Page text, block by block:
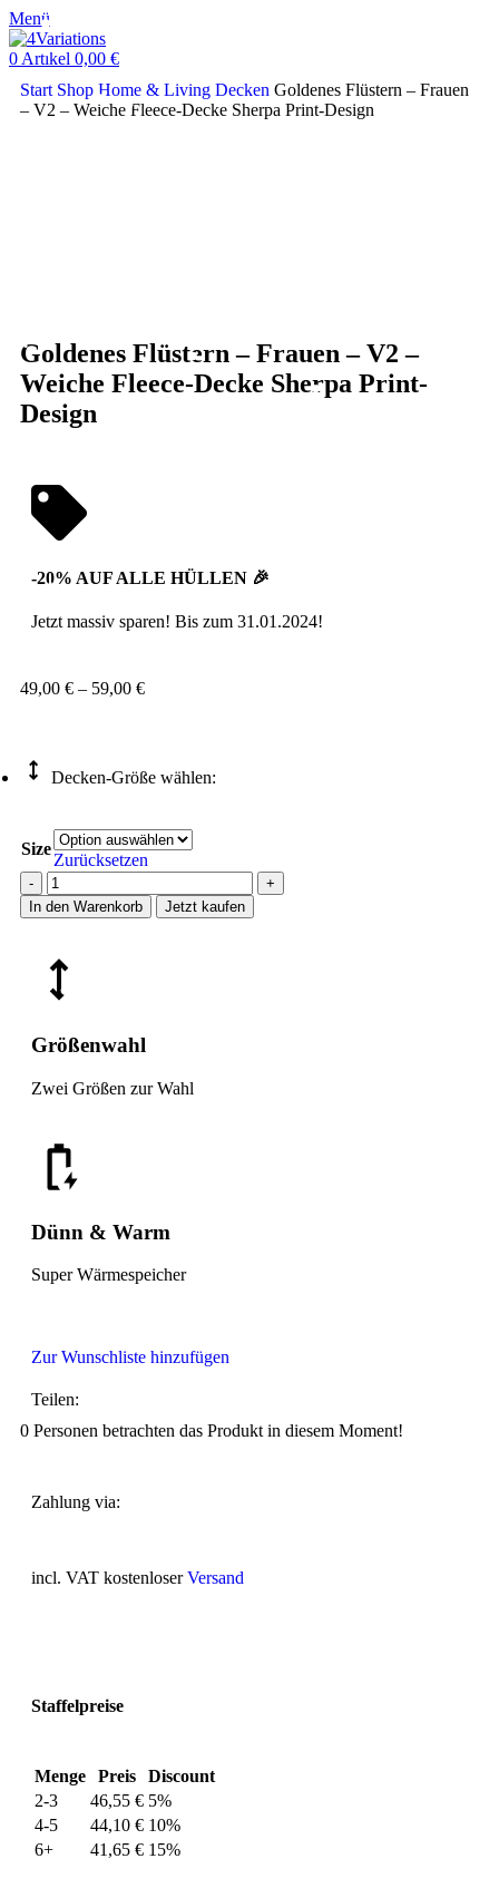
Menü
0 Artikel 0,00 €
Start Shop Home & Living Decken Goldenes Flüstern – Frauen
– V2 – Weiche Fleece-Decke Sherpa Print-Design
Goldenes Flüstern – Frauen – V2 –
Weiche Fleece-Decke Sherpa Print-
Design
-20% AUF ALLE HÜLLEN 🎉
Jetzt massiv sparen! Bis zum 31.01.2024!
49,00 € – 59,00 €
Decken-Größe wählen:
Size
Zurücksetzen
In den Warenkorb Jetzt kaufen
Größenwahl
Zwei Größen zur Wahl
Dünn & Warm
Super Wärmespeicher
Zur Wunschliste hinzufügen
Teilen:
0 Personen betrachten das Produkt in diesem Moment!
Zahlung via:
incl. VAT kostenloserVersand
Staffelpreise
Menge Preis
Discount
2-3
46,55 € 5%
4-5
44,10 € 10%
6+
41,65 € 15%